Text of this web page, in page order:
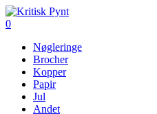
Skip
to
content
search
0
Nøgleringe
Brocher
Kopper
Papir
Jul
Andet